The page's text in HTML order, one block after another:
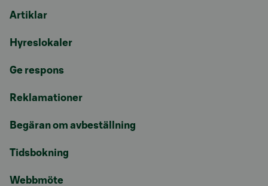
Artiklar
Hyreslokaler
Ge respons
Reklamationer
Begäran om avbeställning
Tidsbokning
Webbmöte